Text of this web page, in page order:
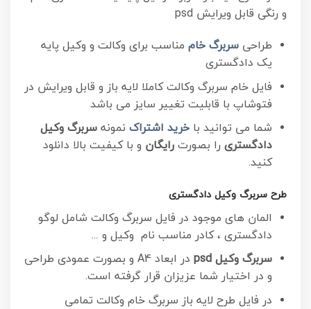
و رنگی قابل ویرایش psd
طراحی سربرگ خاممناسب برای وکالت و وکیل پایه
یک دادگستری
فایل خام سربرگ وکالت کاملا لایه باز و قابل ویرایش در
فتوشاپ با قابلیت تغییر سایز می باشد
شما می توانید با خرید اشتراکنمونه سربرگ وکیل
دادگستریرا بصورت رایگان و با کیفیت بالا دانلود
کنید.
طرح سربرگ وکیل دادگستری
المان های موجود در فایل سربرگ وکالت شامل لوگو
دادگستری ، کادر مناسب نام وکیل و …
سربرگ وکیل psd
در ابعاد A4 و بصورت عمودی طراحی
و در اختیار شما عزیزان قرار گرفته است.
در فایل طرح لایه باز سربرگ خام وکالت تمامی